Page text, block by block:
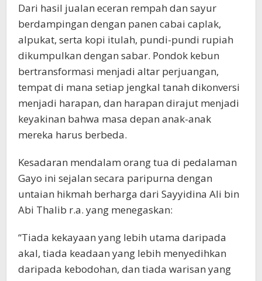
Dari hasil jualan eceran rempah dan sayur
berdampingan dengan panen cabai caplak,
alpukat, serta kopi itulah, pundi-pundi rupiah
dikumpulkan dengan sabar. Pondok kebun
bertransformasi menjadi altar perjuangan,
tempat di mana setiap jengkal tanah dikonversi
menjadi harapan, dan harapan dirajut menjadi
keyakinan bahwa masa depan anak-anak
mereka harus berbeda.
Kesadaran mendalam orang tua di pedalaman
Gayo ini sejalan secara paripurna dengan
untaian hikmah berharga dari Sayyidina Ali bin
Abi Thalib r.a. yang menegaskan:
“Tiada kekayaan yang lebih utama daripada
akal, tiada keadaan yang lebih menyedihkan
daripada kebodohan, dan tiada warisan yang